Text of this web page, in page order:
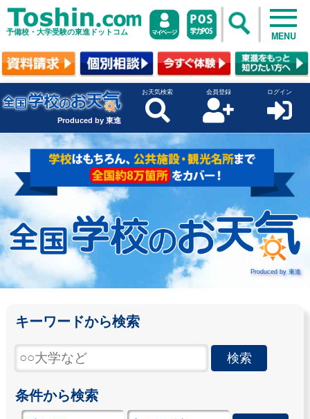
予備校・大学受験の東進ドットコム MENU
Produced by 東進
お天気検索 会員登録 ログイン
Produced by 東進
キーワードから検索
条件から検索